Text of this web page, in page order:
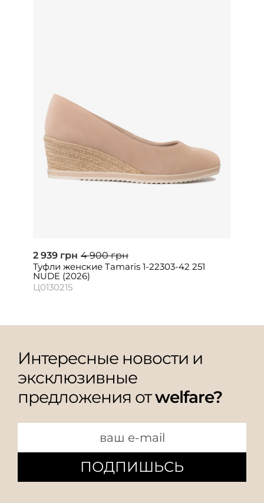
2 939 грн 4 900 грн
Туфли женские Tamaris 1-22303-42 251
NUDE (2026)
Ц0130215
Интересные новости и
эксклюзивные
предложения отwelfare?
ПОДПИШЬСЬ